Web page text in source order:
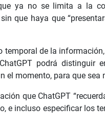
ya no se limita a la
que haya que
de la
podrá distinguir
momento, para que sea
que ChatGPT
e incluso especificar los